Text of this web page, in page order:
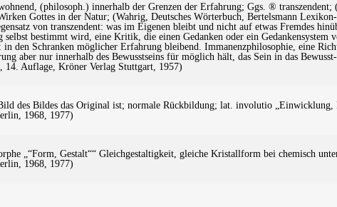
(philosoph.) innerhalb der Grenzen der Erfahrung; Ggs. ® transzendent;
Gottes in der Natur; (Wahrig, Deutsches Wörterbuch, Bertelsmann
von transzendent: was im Eigenen bleibt und nicht auf etwas Fremdes
selbst bestimmt wird, eine Kritik, die einen Gedanken oder ein Gedankensystem
den Schranken möglicher Erfahrung bleibend. Immanenzphilosophie, eine
aber nur innerhalb des Bewusstseins für möglich hält, das Sein in das
14. Auflage, Kröner Verlag Stuttgart, 1957)
des Bildes das Original ist; normale Rückbildung; lat. involutio
1968, 1977)
„“Form, Gestalt““ Gleichgestaltigkeit, gleiche Kristallform bei chemisch
1968, 1977)